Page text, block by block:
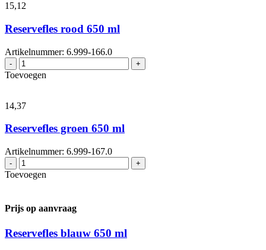
15,12
Reservefles rood 650 ml
Artikelnummer: 6.999-166.0
-
Reservefles
rood
aantal
+
Toevoegen
14,37
Reservefles groen 650 ml
Artikelnummer: 6.999-167.0
-
Reservefles
groen
aantal
+
Toevoegen
Prijs op aanvraag
Reservefles blauw 650 ml